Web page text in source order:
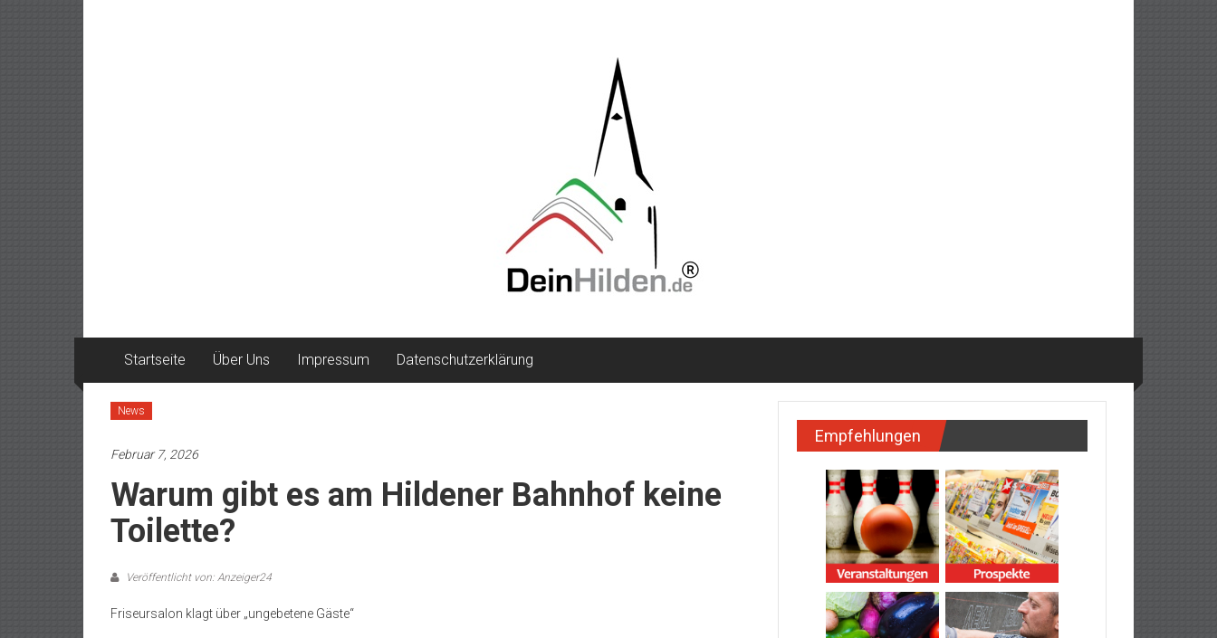
Startseite Über Uns Impressum Datenschutzerklärung
News
Februar 7, 2026
Warum gibt es am Hildener Bahnhof keine
Toilette?
Veröffentlicht von: Anzeiger24
Friseursalon klagt über „ungebetene Gäste“
Empfehlungen